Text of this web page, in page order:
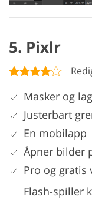
5. Pixlr
Masker og lag
Justerbart
En mobilapp
Åpner bilder
Pro og gratis
Flash-spiller